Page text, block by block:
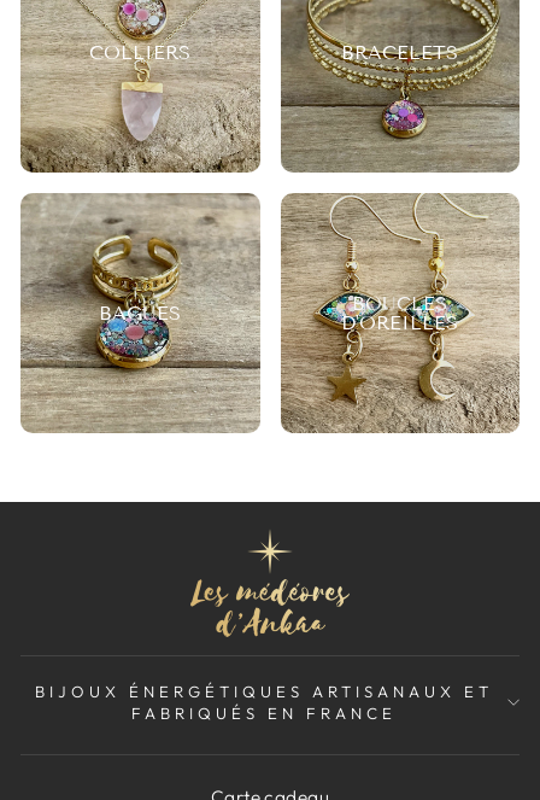
COLLIERS BRACELETS
BAGUES
BOUCLES
D'OREILLES
BIJOUX ÉNERGÉTIQUES ARTISANAUX ET
FABRIQUÉS EN FRANCE